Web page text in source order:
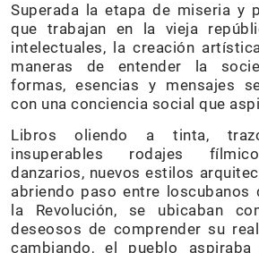
Superada la etapa de miseria y
que trabajan en la vieja
intelectuales, la creación
maneras de entender la
formas, esencias y mensajes
con una conciencia social que
Libros oliendo a tinta,
insuperables rodajes
danzarios, nuevos estilos
abriendo paso entre loscubanos
la Revolución, se ubicaban
deseosos de comprender su
cambiando, el pueblo